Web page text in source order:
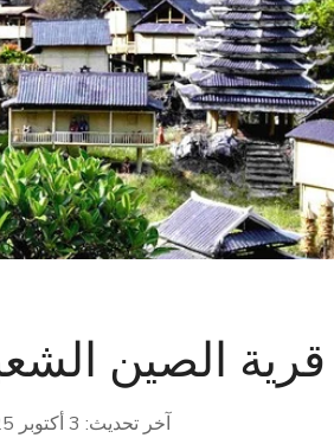
قرية الصين
آخر تحديث: 3 أكتوبر 2025